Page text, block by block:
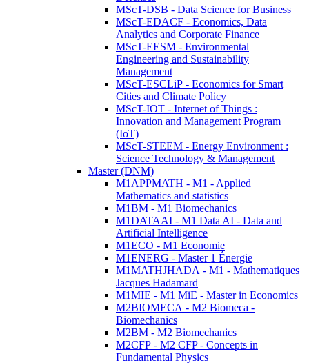
MScT-DSB - Data Science for Business
MScT-EDACF - Economics, Data
Analytics and Corporate Finance
MScT-EESM - Environmental
Engineering and Sustainability
Management
MScT-ESCLiP - Economics for Smart
Cities and Climate Policy
MScT-IOT - Internet of Things :
Innovation and Management Program
(IoT)
MScT-STEEM - Energy Environment :
Science Technology & Management
Master (DNM)
M1APPMATH - M1 - Applied
Mathematics and statistics
M1BM - M1 Biomechanics
M1DATAAI - M1 Data AI - Data and
Artificial Intelligence
M1ECO - M1 Economie
M1ENERG - Master 1 Énergie
M1MATHJHADA - M1 - Mathematiques
Jacques Hadamard
M1MIE - M1 MiE - Master in Economics
M2BIOMECA - M2 Biomeca -
Biomechanics
M2BM - M2 Biomechanics
M2CFP - M2 CFP - Concepts in
Fundamental Physics